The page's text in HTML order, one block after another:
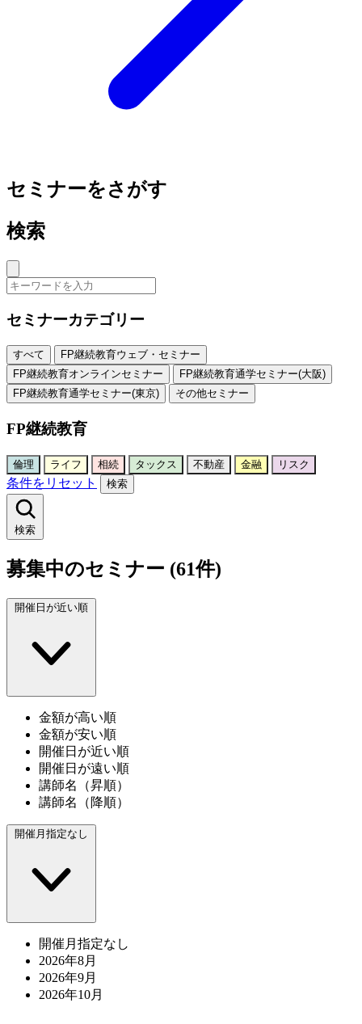
セミナーをさがす
検索
セミナーカテゴリー
すべて
FP継続教育ウェブ・セミナー
FP継続教育オンラインセミナー
FP継続教育通学セミナー(大阪)
FP継続教育通学セミナー(東京)
その他セミナー
FP継続教育
倫理 ライフ 相続 タックス 不動産 金融 リスク
条件をリセット 検索
検索
募集中のセミナー (61件)
開催日が近い順
金額が高い順
金額が安い順
開催日が近い順
開催日が遠い順
講師名（昇順）
講師名（降順）
開催月指定なし
開催月指定なし
2026年8月
2026年9月
2026年10月